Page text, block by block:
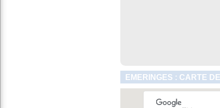
EMERINGES : CARTE